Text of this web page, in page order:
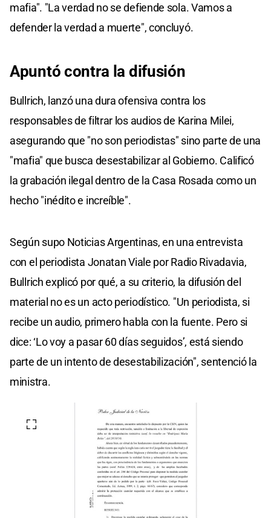
mafia". "La verdad no se defiende sola. Vamos a
defender la verdad a muerte", concluyó.
Apuntó contra la difusión
Bullrich, lanzó una dura ofensiva contra los
responsables de filtrar los audios de Karina Milei,
asegurando que "no son periodistas" sino parte de una
"mafia" que busca desestabilizar al Gobierno. Calificó
la grabación ilegal dentro de la Casa Rosada como un
hecho "inédito e increíble".
Según supo Noticias Argentinas, en una entrevista
con el periodista Jonatan Viale por Radio Rivadavia,
Bullrich explicó por qué, a su criterio, la difusión del
material no es un acto periodístico. "Un periodista, si
recibe un audio, primero habla con la fuente. Pero si
dice: ‘Lo voy a pasar 60 días seguidos’, está siendo
parte de un intento de desestabilización", sentenció la
ministra.